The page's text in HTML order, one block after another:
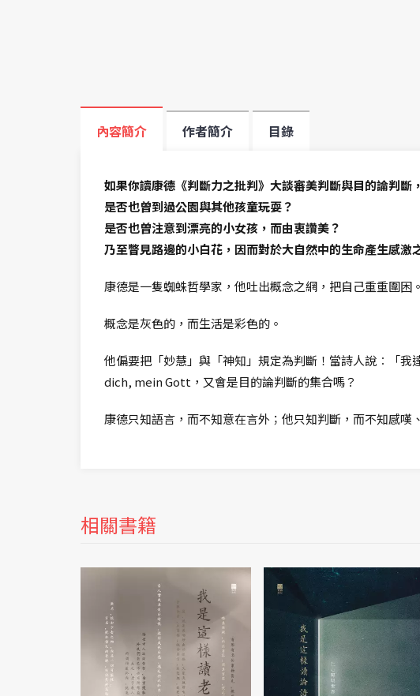
內容簡介 作者簡介 目錄
如果你讀康德《判斷力之批判》大談審美判斷與目的論判斷
是否也曾到過公園與其他孩童玩耍？
是否也曾注意到漂亮的小女孩，而由衷讚美？
乃至瞥見路邊的小白花，因而對於大自然中的生命產生感激
康德是一隻蜘蛛哲學家，他吐出概念之網，把自己重重圍
概念是灰色的，而生活是彩色的。
他偏要把「妙慧」與「神知」規定為判斷！當詩人說︰「
dich, mein Gott，又會是目的論判斷的集合嗎？
康德只知語言，而不知意在言外；他只知判斷，而不知感
相關書籍